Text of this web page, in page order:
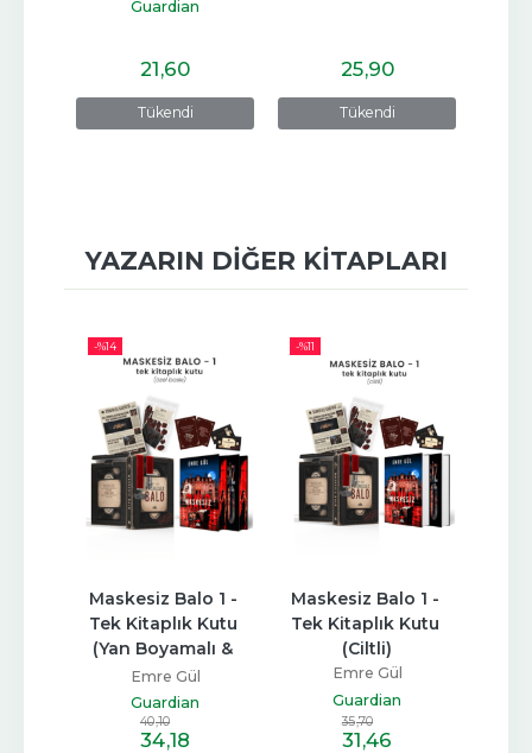
Tükendi
Guardian
21,60
Tükendi
25,90
YAZARIN DIĞER KITAPLARI
-%14
Maskesiz Balo 1 -
Tek Kitaplık Kutu
(Yan Boyamalı &
Ciltli)
Emre Gül
Guardian
40,10
34,18
-%11
Maskesiz Balo 1 -
Tek Kitaplık Kutu
(Ciltli)
Emre Gül
Guardian
35,70
31,46